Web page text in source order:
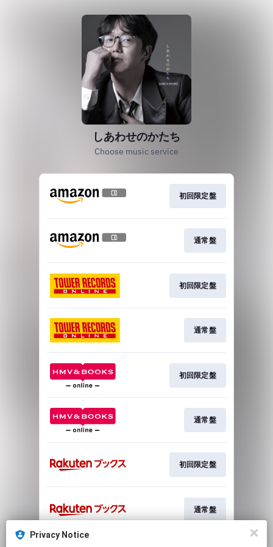
しあわせのかたち
Choose music service
初回限定盤
通常盤
初回限定盤
通常盤
初回限定盤
通常盤
初回限定盤
通常盤
Privacy Notice